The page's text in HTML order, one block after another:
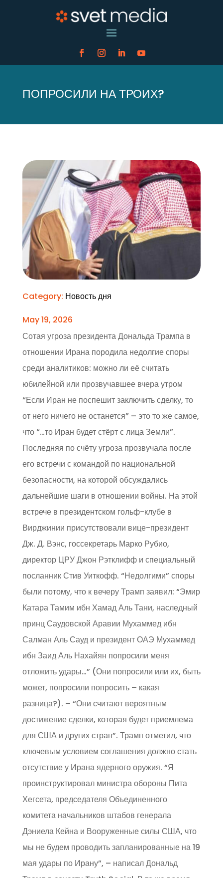
ПОПРОСИЛИ НА ТРОИХ?
Category: Новость дня
May 19, 2026
Сотая угроза президента Дональда Трампа в
отношении Ирана породила недолгие споры
среди аналитиков: можно ли её считать
юбилейной или прозвучавшее вчера утром
“Если Иран не поспешит заключить сделку, то
от него ничего не останется” – это то же самое,
что “…то Иран будет стёрт с лица Земли”.
Последняя по счёту угроза прозвучала после
его встречи с командой по национальной
безопасности, на которой обсуждались
дальнейшие шаги в отношении войны. На этой
встрече в президентском гольф-клубе в
Вирджинии присутствовали вице-президент
Дж. Д. Вэнс, госсекретарь Марко Рубио,
директор ЦРУ Джон Рэтклифф и специальный
посланник Стив Уиткофф. “Недолгими” споры
были потому, что к вечеру Трамп заявил: “Эмир
Катара Тамим ибн Хамад Аль Тани, наследный
принц Саудовской Аравии Мухаммед ибн
Салман Аль Сауд и президент ОАЭ Мухаммед
ибн Заид Аль Нахайян попросили меня
отложить удары…” (Они попросили или их, быть
может, попросили попросить – какая
разница?). – “Они считают вероятным
достижение сделки, которая будет приемлема
для США и других стран”. Трамп отметил, что
ключевым условием соглашения должно стать
отсутствие у Ирана ядерного оружия. “Я
проинструктировал министра обороны Пита
Хегсета, председателя Объединенного
комитета начальников штабов генерала
Дэниела Кейна и Вооруженные силы США, что
мы не будем проводить запланированные на 19
мая удары по Ирану”, – написал Дональд